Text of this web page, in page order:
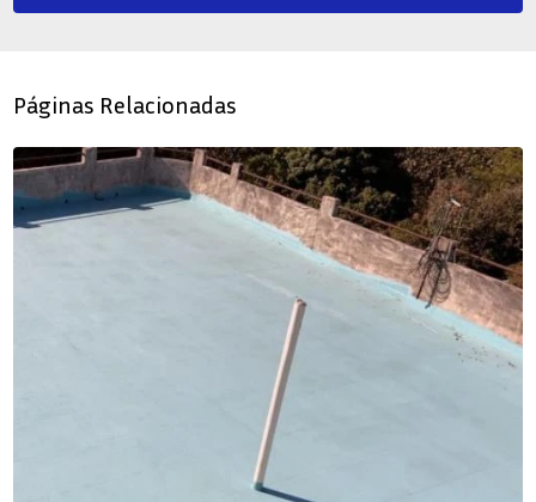
Páginas Relacionadas